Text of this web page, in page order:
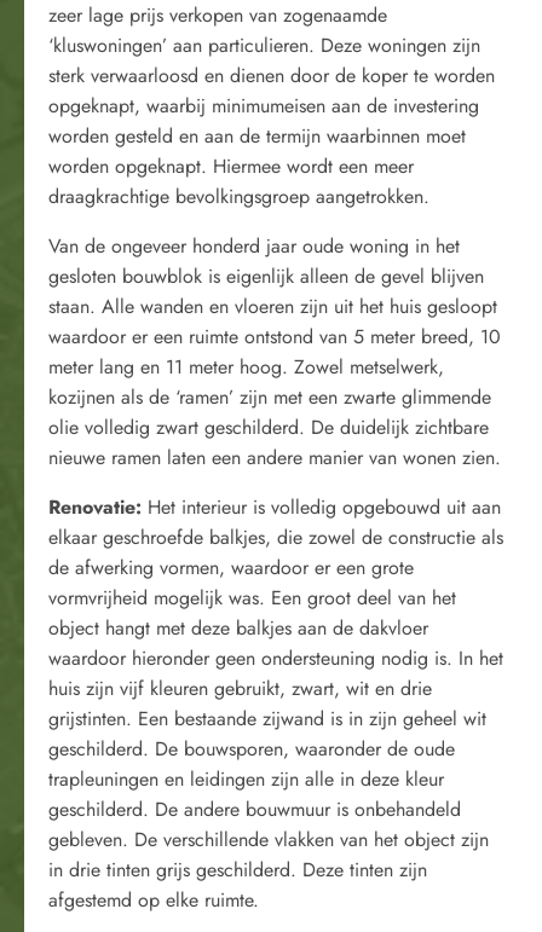
zeer lage prijs verkopen van zogenaamde
‘kluswoningen’ aan particulieren. Deze woningen zijn
sterk verwaarloosd en dienen door de koper te worden
opgeknapt, waarbij minimumeisen aan de investering
worden gesteld en aan de termijn waarbinnen moet
worden opgeknapt. Hiermee wordt een meer
draagkrachtige bevolkingsgroep aangetrokken.
Van de ongeveer honderd jaar oude woning in het
gesloten bouwblok is eigenlijk alleen de gevel blijven
staan. Alle wanden en vloeren zijn uit het huis gesloopt
waardoor er een ruimte ontstond van 5 meter breed, 10
meter lang en 11 meter hoog. Zowel metselwerk,
kozijnen als de ‘ramen’ zijn met een zwarte glimmende
olie volledig zwart geschilderd. De duidelijk zichtbare
nieuwe ramen laten een andere manier van wonen zien.
Renovatie: Het interieur is volledig opgebouwd uit aan
elkaar geschroefde balkjes, die zowel de constructie als
de afwerking vormen, waardoor er een grote
vormvrijheid mogelijk was. Een groot deel van het
object hangt met deze balkjes aan de dakvloer
waardoor hieronder geen ondersteuning nodig is. In het
huis zijn vijf kleuren gebruikt, zwart, wit en drie
grijstinten. Een bestaande zijwand is in zijn geheel wit
geschilderd. De bouwsporen, waaronder de oude
trapleuningen en leidingen zijn alle in deze kleur
geschilderd. De andere bouwmuur is onbehandeld
gebleven. De verschillende vlakken van het object zijn
in drie tinten grijs geschilderd. Deze tinten zijn
afgestemd op elke ruimte.